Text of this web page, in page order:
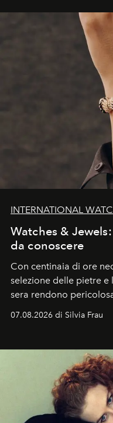
INTERNATIONAL
Watches &
da conoscere
Con centinaia di ore
selezione delle pietre
sera rendono
07.08.2026 di Silvia Frau